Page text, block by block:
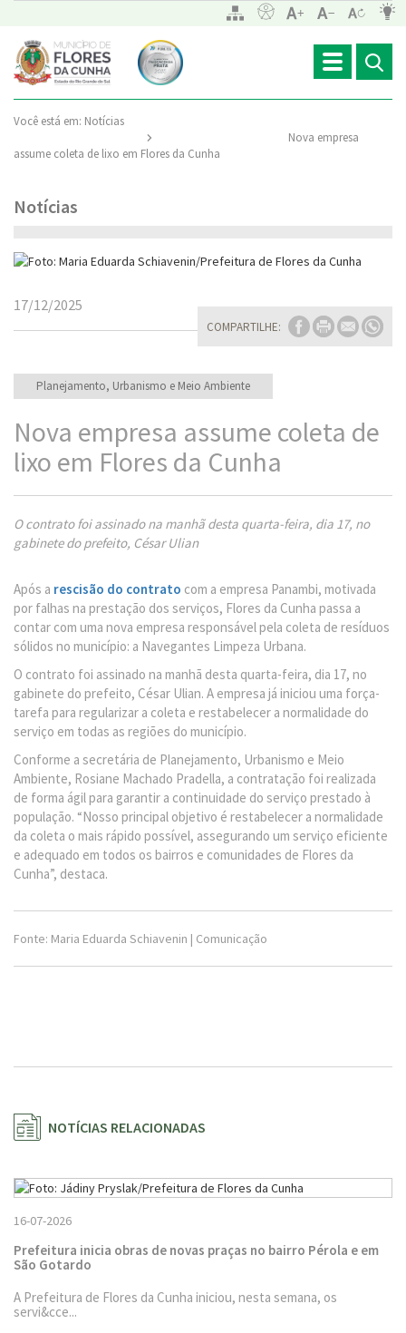
Toggle
navigation
Você está em: Notícias
Nova empresa
assume coleta de lixo em Flores da Cunha
Notícias
COMPARTILHE:
17/12/2025
Planejamento, Urbanismo e Meio Ambiente
Nova empresa assume coleta de
lixo em Flores da Cunha
O contrato foi assinado na manhã desta quarta-feira, dia 17, no
gabinete do prefeito, César Ulian
Após a rescisão do contrato com a empresa Panambi, motivada
por falhas na prestação dos serviços, Flores da Cunha passa a
contar com uma nova empresa responsável pela coleta de resíduos
sólidos no município: a Navegantes Limpeza Urbana.
O contrato foi assinado na manhã desta quarta-feira, dia 17, no
gabinete do prefeito, César Ulian. A empresa já iniciou uma força-
tarefa para regularizar a coleta e restabelecer a normalidade do
serviço em todas as regiões do município.
Conforme a secretária de Planejamento, Urbanismo e Meio
Ambiente, Rosiane Machado Pradella, a contratação foi realizada
de forma ágil para garantir a continuidade do serviço prestado à
população. “Nosso principal objetivo é restabelecer a normalidade
da coleta o mais rápido possível, assegurando um serviço eficiente
e adequado em todos os bairros e comunidades de Flores da
Cunha”, destaca.
Fonte: Maria Eduarda Schiavenin | Comunicação
NOTÍCIAS RELACIONADAS
16-07-2026
Prefeitura inicia obras de novas praças no bairro Pérola e em
São Gotardo
A Prefeitura de Flores da Cunha iniciou, nesta semana, os
servi&cce...